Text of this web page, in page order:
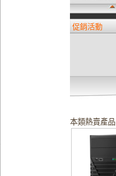
促銷活動
本類熱賣產品